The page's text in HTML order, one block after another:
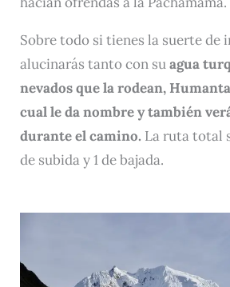
Sobre todo si tienes la suerte de
alucinarás tanto con suagua
nevados que la rodean,
cual le da nombre y también
durante el camino. La ruta total
de subida y 1 de bajada.